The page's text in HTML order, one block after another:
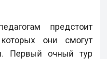
предстоит
они смогут
Первый очный тур